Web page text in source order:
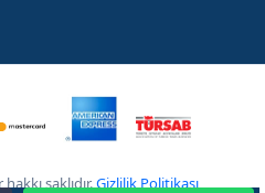
saklıdır.Gizlilik Politikası